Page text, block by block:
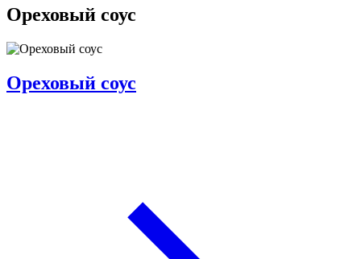
Ореховый соус
Ореховый соус